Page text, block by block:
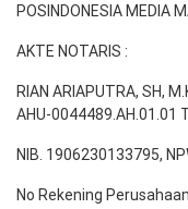
POSINDONESIA MEDIA
AKTE NOTARIS :
RIAN ARIAPUTRA, SH,
AHU-0044489.AH.01.01
NIB. 1906230133795,
No Rekening